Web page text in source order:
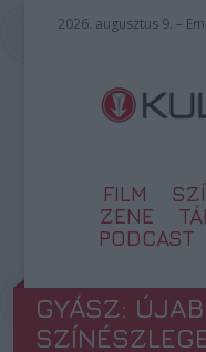
2026. augusztus 9. –
FILM
ZENE
PODCAST
GYÁSZ: